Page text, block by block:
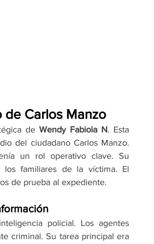
Carlos Manzo
de Wendy Fabiola N. Esta
del ciudadano Carlos Manzo.
un rol operativo clave. Su
familiares de la víctima. El
de prueba al expediente.
policial. Los agentes
criminal. Su tarea principal era